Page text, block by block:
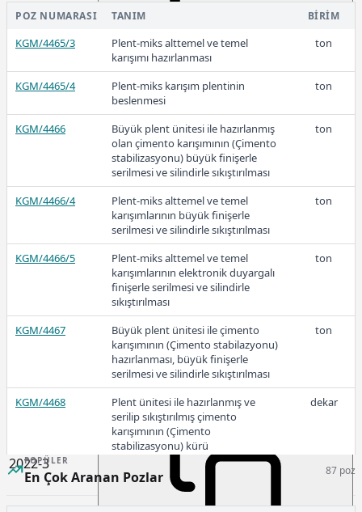
2024
226,10
2023-1
153,56
2022-3
119,81
POZ NUMARASI TANIM BIRIM
KGM/4465/3
Plent-miks alttemel ve temel
karışımı hazırlanması
ton
KGM/4465/4
Plent-miks karışım plentinin
beslenmesi
ton
KGM/4466
Büyük plent ünitesi ile hazırlanmış
olan çimento karışımının (Çimento
stabilizasyonu) büyük finişerle
serilmesi ve silindirle sıkıştırılması
ton
KGM/4466/4
Plent-miks alttemel ve temel
karışımlarının büyük finişerle
serilmesi ve silindirle sıkıştırılması
ton
KGM/4466/5
Plent-miks alttemel ve temel
karışımlarının elektronik duyargalı
finişerle serilmesi ve silindirle
sıkıştırılması
ton
KGM/4467
Büyük plent ünitesi ile çimento
karışımının (Çimento stabilazyonu)
hazırlanması, büyük finişerle
serilmesi ve silindirle sıkıştırılması
ton
KGM/4468
Plent ünitesi ile hazırlanmış ve
serilip sıkıştırılmış çimento
karışımının (Çimento
stabilizasyonu) kürü
dekar
KGM/4470
Dökme çimentonun vasıta
üzerinden çimento silosuna
basılması
ton
POPÜLER
En Çok Aranan Pozlar 87 poz